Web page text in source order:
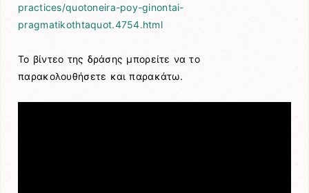
practices/quotoneira-poy-ginontai-
pragmatikothtaquot.4754.html
Το βίντεο της δράσης μπορείτε να το
παρακολουθήσετε και παρακάτω.